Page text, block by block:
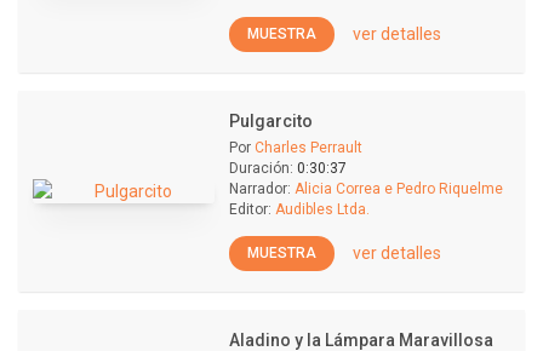
MUESTRA ver detalles
Pulgarcito
Por Charles Perrault
Duración: 0:30:37
Narrador: Alicia Correa e Pedro Riquelme
Editor: Audibles Ltda.
MUESTRA ver detalles
Aladino y la Lámpara Maravillosa